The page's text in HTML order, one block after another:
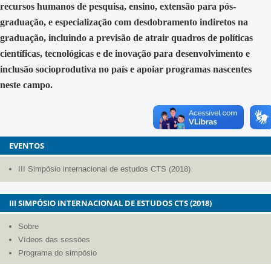
recursos humanos de pesquisa, ensino, extensão para pós-
graduação, e especialização com desdobramento indiretos na
graduação, incluindo a previsão de atrair quadros de políticas
científicas, tecnológicas e de inovação para desenvolvimento e
inclusão socioprodutiva no país e apoiar programas nascentes
neste campo.
EVENTOS
III Simpósio internacional de estudos CTS (2018)
III SIMPÓSIO INTERNACIONAL DE ESTUDOS CTS (2018)
Sobre
Vídeos das sessões
Programa do simpósio